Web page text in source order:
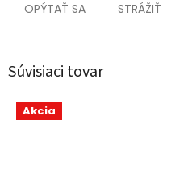
OPÝTAŤ SA STRÁŽIŤ
Súvisiaci tovar
Akcia